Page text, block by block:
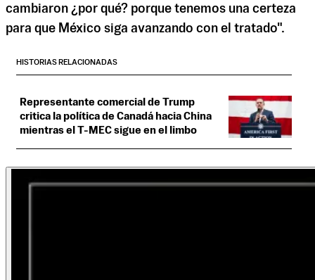
cambiaron ¿por qué? porque tenemos una certeza
para que México siga avanzando con el tratado".
HISTORIAS RELACIONADAS
Representante comercial de Trump
critica la política de Canadá hacia China
mientras el T-MEC sigue en el limbo